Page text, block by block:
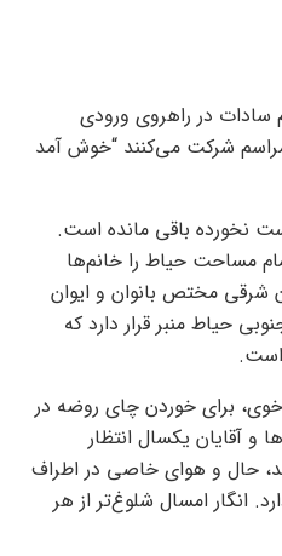
در راهروی ورودی
شرکت می‌کنند “خوش آمد
نخورده باقی مانده است.
مساحت حیاط را خانم‌ها
شرقی مختص بانوان و ایوان
حیاط منبر قرار دارد که
است.
برای خوردن چای روضه در
آقایان یکسال انتظار
حال و هوای خاصی در اطراف
انگار امسال شلوغ‌تر از هر